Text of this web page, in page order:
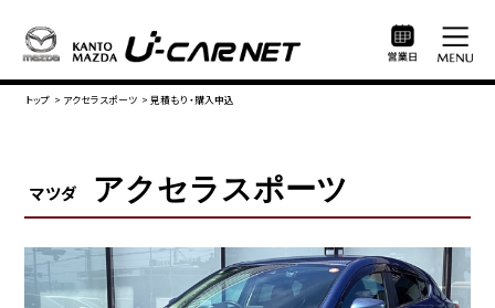
トップ > アクセラスポーツ > 見積もり・購入申込
マツダ アクセラスポーツ